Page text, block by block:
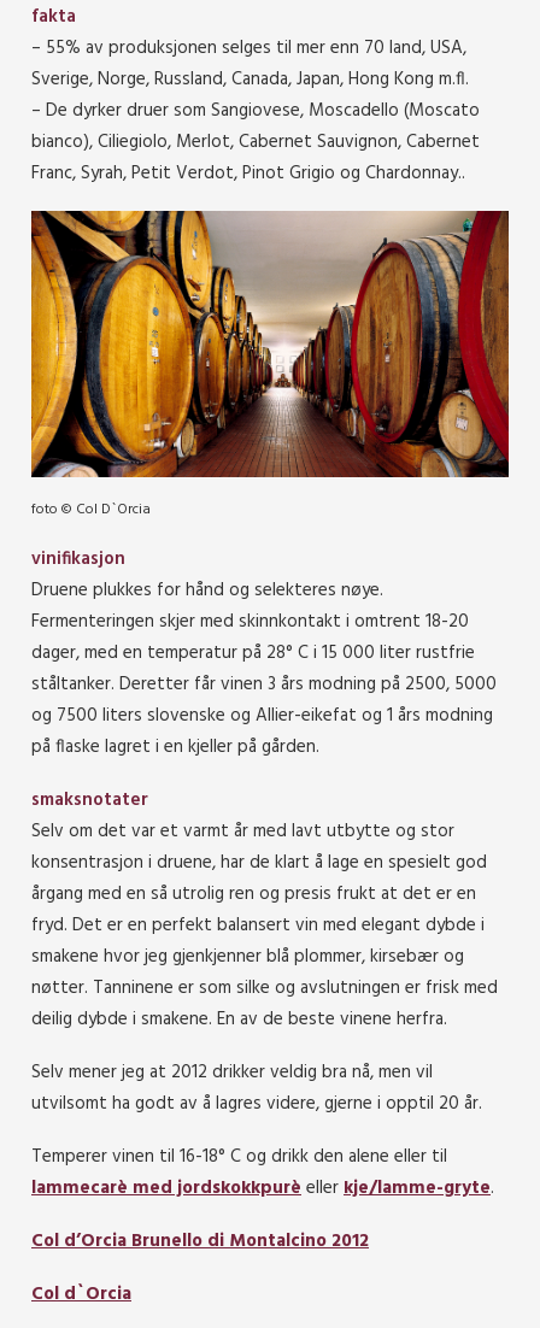
fakta
– 55% av produksjonen selges til mer enn 70 land, USA,
Sverige, Norge, Russland, Canada, Japan, Hong Kong m.fl.
– De dyrker druer som Sangiovese, Moscadello (Moscato
bianco), Ciliegiolo, Merlot, Cabernet Sauvignon, Cabernet
Franc, Syrah, Petit Verdot, Pinot Grigio og Chardonnay..
foto © Col D`Orcia
vinifikasjon
Druene plukkes for hånd og selekteres nøye.
Fermenteringen skjer med skinnkontakt i omtrent 18-20
dager, med en temperatur på 28° C i 15 000 liter rustfrie
ståltanker. Deretter får vinen 3 års modning på 2500, 5000
og 7500 liters slovenske og Allier-eikefat og 1 års modning
på flaske lagret i en kjeller på gården.
smaksnotater
Selv om det var et varmt år med lavt utbytte og stor
konsentrasjon i druene, har de klart å lage en spesielt god
årgang med en så utrolig ren og presis frukt at det er en
fryd. Det er en perfekt balansert vin med elegant dybde i
smakene hvor jeg gjenkjenner blå plommer, kirsebær og
nøtter. Tanninene er som silke og avslutningen er frisk med
deilig dybde i smakene. En av de beste vinene herfra.
Selv mener jeg at 2012 drikker veldig bra nå, men vil
utvilsomt ha godt av å lagres videre, gjerne i opptil 20 år.
Temperer vinen til 16-18° C og drikk den alene eller til
lammecarè med jordskokkpurèellerkje/lamme-gryte.
Col d’Orcia Brunello di Montalcino 2012
Col d`Orcia